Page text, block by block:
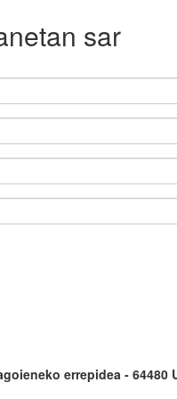
sar
errepidea - 64480